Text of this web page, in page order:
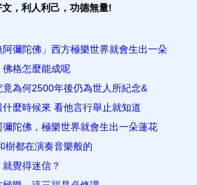
，利人利己，功德無量!
彌陀佛」西方極樂世界就會生出一朵
格​怎麼能成呢
為何2500年後仍為世人所紀念&
麼時候來 看他言行舉止就知道
陀佛，極樂世界就會生出一朵蓮花
樹都​在演奏音樂般的
覺得迷信？